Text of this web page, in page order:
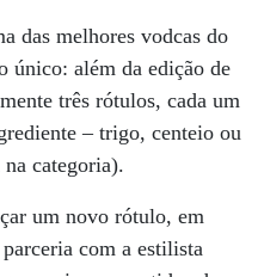
das melhores vodcas do
único: além da edição de
três rótulos, cada um
– trigo, centeio ou
categoria).
um novo rótulo, em
com a estilista